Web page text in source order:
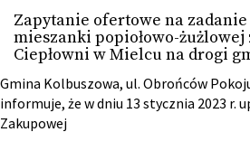
Zapytanie ofertowe na
mieszanki popiołowo-żużlowej
Ciepłowni w Mielcu na drogi
Gmina Kolbuszowa, ul. Obrońców
informuje, że w dniu 13 stycznia 2023 r.
Zakupowej